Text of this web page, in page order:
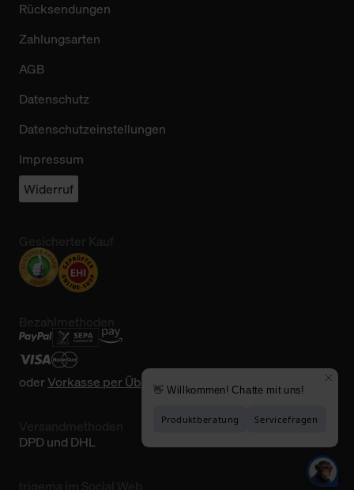
Rücksendungen
Zahlungsarten
AGB
Datenschutz
Datenschutzeinstellungen
Impressum
Widerruf
oderVorkasse per Überweisung
DPD und DHL